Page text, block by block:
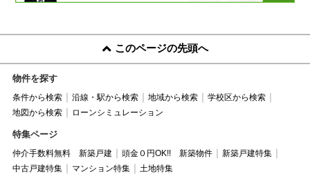
このページの先頭へ
物件を探す
条件から検索 沿線・駅から検索 地域から検索
学校区から検索
地図から検索
ローンシミュレーション
特集ページ
仲介手数料無料 新築戸建 頭金０円OK!! 新築物件
新築戸建特集
中古戸建特集
マンション特集 土地特集